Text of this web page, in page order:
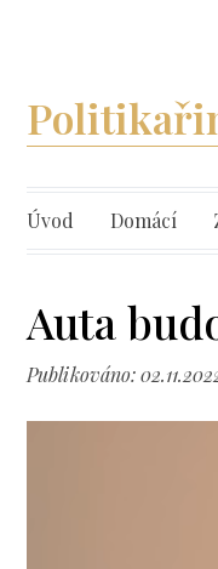
Úvod Domácí
Auta
Publikováno: